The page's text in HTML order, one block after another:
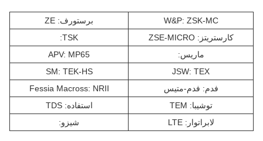
W&P: ZSK-MC
برستورف: ZE
کارستریتز: ZSE-MICRO
TSK:
ماريس:
APV: MP65
JSW: TEX
SM: TEK-HS
فدم: فدم-متیس
Fessia Macross: NRII
توشیبا: TEM
استفاده: TDS
لابراتوار: LTE
شيزو: